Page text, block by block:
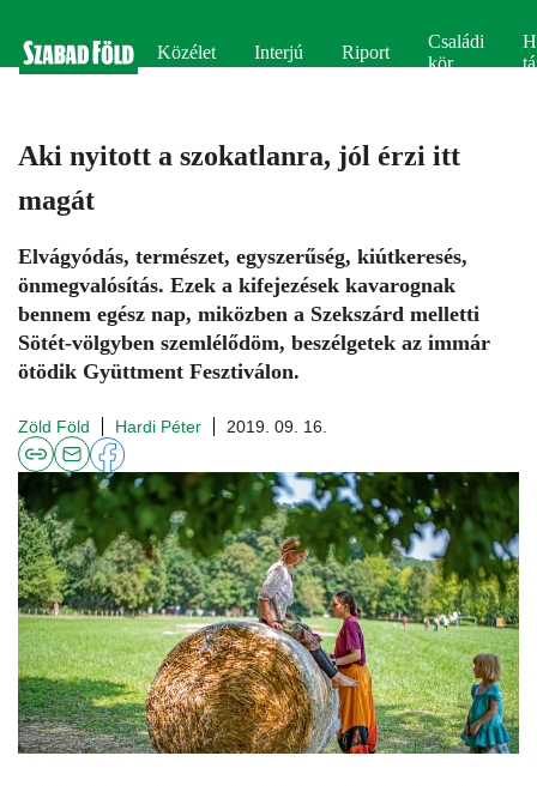
Közélet Interjú Riport
Családi
kör
Aki nyitott a szokatlanra, jól érzi itt
magát
Elvágyódás, természet, egyszerűség, kiútkeresés,
önmegvalósítás. Ezek a kifejezések kavarognak
bennem egész nap, miközben a Szekszárd melletti
Sötét-völgyben szemlélődöm, beszélgetek az immár
ötödik Gyüttment Fesztiválon.
Zöld Föld Hardi Péter 2019. 09. 16.